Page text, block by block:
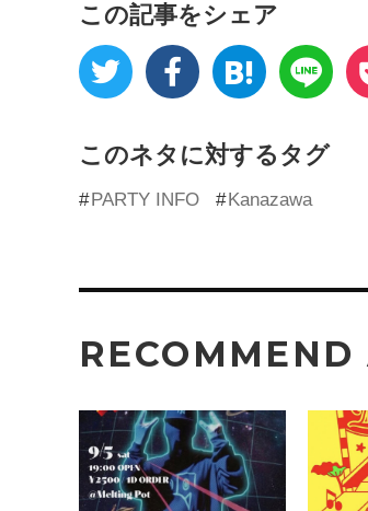
この記事をシェア
このネタに対するタグ
PARTY INFO Kanazawa